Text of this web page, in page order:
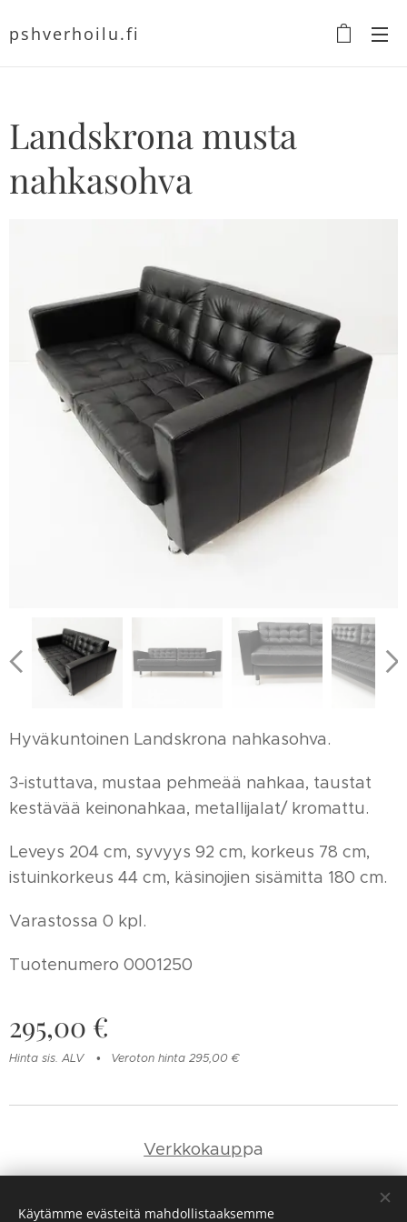
pshverhoilu.fi
Landskrona musta
nahkasohva
Hyväkuntoinen Landskrona nahkasohva.
3-istuttava, mustaa pehmeää nahkaa, taustat
kestävää keinonahkaa, metallijalat/ kromattu.
Leveys 204 cm, syvyys 92 cm, korkeus 78 cm,
istuinkorkeus 44 cm, käsinojien sisämitta 180 cm.
Varastossa 0 kpl.
Tuotenumero 0001250
295,00 €
Hinta sis. ALV Veroton hinta 295,00 €
Verkkokauppa
Yhteystiedot
Käytämme evästeitä mahdollistaaksemme